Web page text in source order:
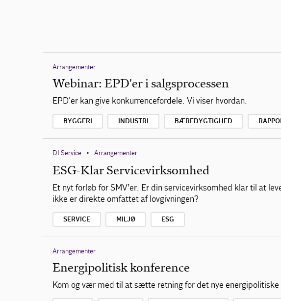
Arrangementer
Webinar: EPD'er i salgsprocessen
EPD'er kan give konkurrencefordele. Vi viser hvordan.
BYGGERI INDUSTRI BÆREDYGTIGHED
DI Service • Arrangementer
ESG-Klar Servicevirksomhed
Et nyt forløb for SMV’er. Er din servicevirksomhed klar til at
ikke er direkte omfattet af lovgivningen?
SERVICE MILJØ ESG
Arrangementer
Energipolitisk konference
Kom og vær med til at sætte retning for det nye energipolitiske